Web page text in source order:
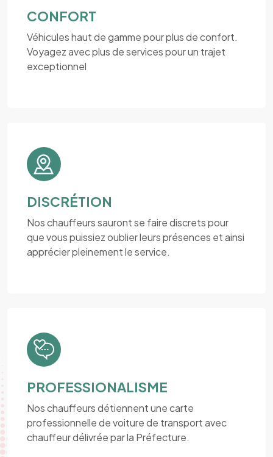
CONFORT
Véhicules haut de gamme pour plus de confort.
Voyagez avec plus de services pour un trajet
exceptionnel
DISCRÉTION
Nos chauffeurs sauront se faire discrets pour
que vous puissiez oublier leurs présences et ainsi
apprécier pleinement le service.
PROFESSIONALISME
Nos chauffeurs détiennent une carte
professionnelle de voiture de transport avec
chauffeur délivrée par la Préfecture.